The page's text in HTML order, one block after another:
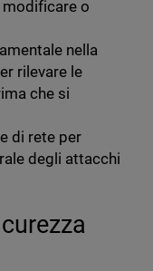
o
nella
rilevare le
che si
di rete per
degli attacchi